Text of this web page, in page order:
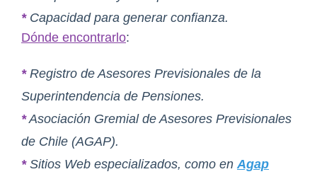
* Capacidad para generar confianza.
Dónde encontrarlo:
* Registro de Asesores Previsionales de la
Superintendencia de Pensiones.
* Asociación Gremial de Asesores Previsionales
de Chile (AGAP).
* Sitios Web especializados, como en Agap